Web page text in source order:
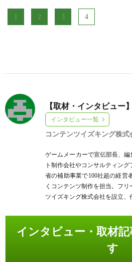
1 2 3 4
【取材・インタビ
インタビュー一覧
コンテンツイズキング株
ゲームメーカーで宣伝部長、編
ト制作会社やコンサルティン
省の補助事業で100社超の経営
くコンテンツ制作を担当。フ
ツイズキング株式会社を設立、
インタビュー・取材
す